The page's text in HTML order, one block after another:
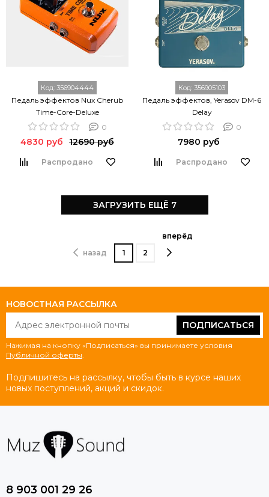
Код: 356904444
Педаль эффектов Nux Cherub
Time-Core-Deluxe
0
4830 руб 12690 руб
Распродано
Код: 356905103
Педаль эффектов, Yerasov DM-6
Delay
0
7980 руб
Распродано
ЗАГРУЗИТЬ ЕЩЁ 7
назад 1 2
вперёд
НОВОСТНАЯ РАССЫЛКА
ПОДПИСАТЬСЯ
Нажимая на кнопку «Подписаться» вы принимаете условия
Публичной оферты
Подпишитесь на рассылку, чтобы быть в курсе наших
новых поступлений, акций и скидок.
8 903 001 29 26